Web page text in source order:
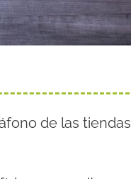
de las tiendas